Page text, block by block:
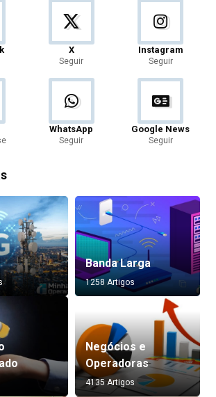
X
Seguir
Instagram
Seguir
WhatsApp
Seguir
Google News
Seguir
Banda Larga
1258 Artigos
Negócios e
Operadoras
4135 Artigos